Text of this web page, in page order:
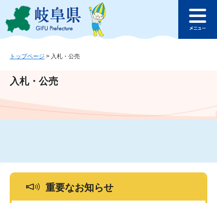
ジ
ュ
文
このページの本文へ
ュ
トップページ > 入札・公売
入札・公売
重要なお知らせ